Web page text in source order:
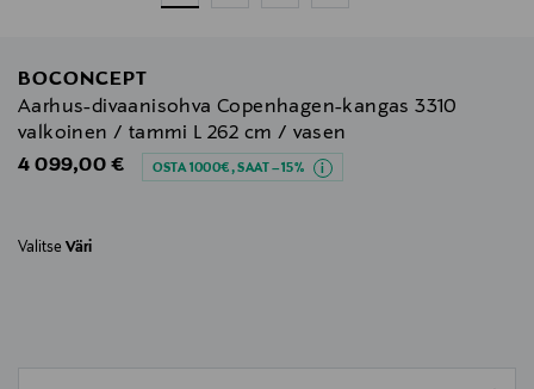
BOCONCEPT
Aarhus-divaanisohva Copenhagen-kangas 3310
valkoinen / tammi L 262 cm / vasen
Original Price
4 099,00 € OSTA 1000€, SAAT –15%
Valitse Väri